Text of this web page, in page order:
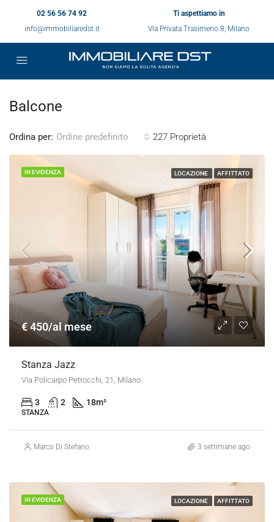
02 56 56 74 92
info@immobiliaredst.it
Ti aspettiamo in
Via Privata Trasimeno 8, Milano
Balcone
227 Proprietà
Ordina per: Ordine predefinito
IN EVIDENZA LOCAZIONE AFFITTATO
€ 450/al mese
Stanza Jazz
Via Policarpo Petrocchi, 21, Milano
3 2 18m²
STANZA
Marco Di Stefano 3 settimane ago
IN EVIDENZA LOCAZIONE AFFITTATO